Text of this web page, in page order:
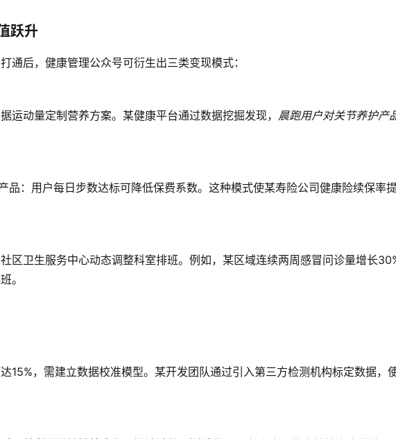
跃升
通后，健康管理公众号可衍生出三类变现模式：
运动量定制营养方案。某健康平台通过数据挖掘发现， 晨跑用户对关节养护产
品：用户每日步数达标可降低保费系数。这种模式使某寿险公司健康险续保率
区卫生服务中心动态调整科室排班。例如，某区域连续两周感冒问诊量增长
。
15%，需建立数据校准模型。某开发团队通过引入第三方检测机构标定数据，